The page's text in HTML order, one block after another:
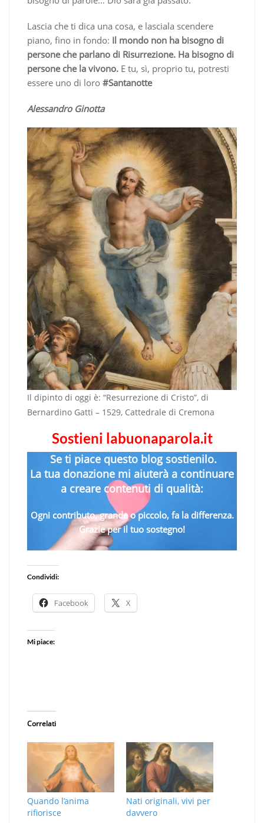
Lascia che ti dica una cosa, e lasciala scendere
piano, fino in fondo: Il mondo non ha bisogno di
persone che parlano di Risurrezione. Ha bisogno di
persone che la vivono. E tu, sì, proprio tu, potresti
essere uno di loro #Santanotte
Alessandro Ginotta
Il dipinto di oggi è: “Resurrezione di Cristo”, di
Bernardino Gatti – 1529, Cattedrale di Cremona
Sostieni labuonaparola.it
Se ti piace questo blog sostienilo.
La tua donazione mi aiuterà a continuare
a creare contenuti di qualità:
Ogni contributo, grande o piccolo, fa la differenza.
Grazie per il tuo sostegno!
Condividi:
Facebook X
Mi piace:
Correlati
Quando l’anima
rifiorisce
Nati originali, vivi per
davvero